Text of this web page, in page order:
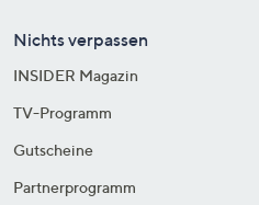
Nichts verpassen
INSIDER Magazin
TV-Programm
Gutscheine
Partnerprogramm